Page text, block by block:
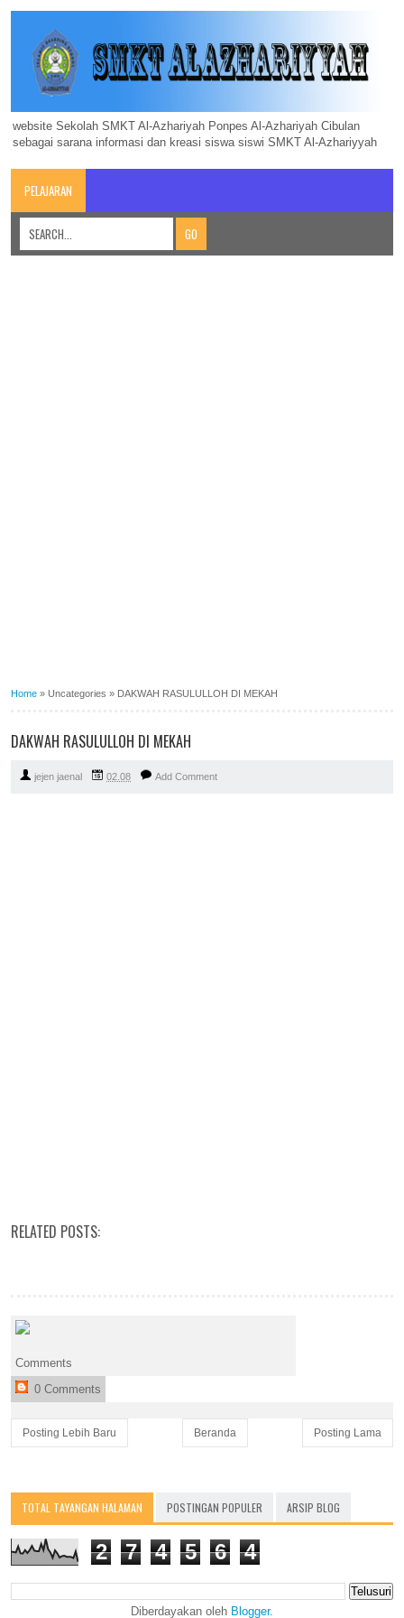
website Sekolah SMKT Al-Azhariyah Ponpes Al-Azhariyah Cibulan
sebagai sarana informasi dan kreasi siswa siswi SMKT Al-Azhariyyah
PELAJARAN
Home » Uncategories » DAKWAH RASULULLOH DI MEKAH
DAKWAH RASULULLOH DI MEKAH
jejen jaenal 02.08 Add Comment
RELATED POSTS:
Comments
0 Comments
Posting Lebih Baru Posting Lama
Beranda
TOTAL TAYANGAN HALAMAN POSTINGAN POPULER ARSIP BLOG
2 7 4 5 6 4
Diberdayakan oleh Blogger.